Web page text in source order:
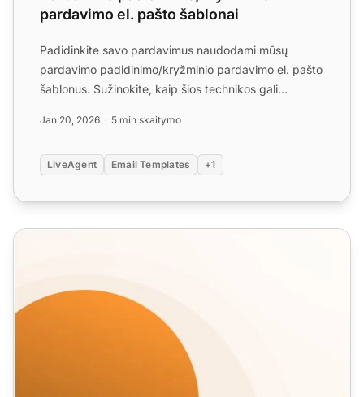
pardavimo el. pašto šablonai
Padidinkite savo pardavimus naudodami mūsų
pardavimo padidinimo/kryžminio pardavimo el. pašto
šablonus. Sužinokite, kaip šios technikos gali
Jan 20, 2026 5 min skaitymo
LiveAgent Email Templates +1
Socialinių tinklų teigiamo atsiliepiamo atsakymo šablonai